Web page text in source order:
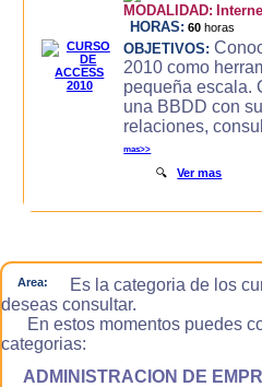
MODALIDAD:
HORAS: 60 horas
OBJETIVOS:
2010 como
pequeña escala.
una BBDD con
relaciones,
mas>>
🔍Ver mas
Area:
Es la categoria de los
deseas consultar.
En estos momentos puedes
categorias:
ADMINISTRACION DE